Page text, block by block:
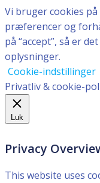
Vi bruger cookies
præferencer og
på “accept”, så er
oplysninger.
Cookie-indstillinger
Privatliv & cookie-
Luk
Privacy
This website uses